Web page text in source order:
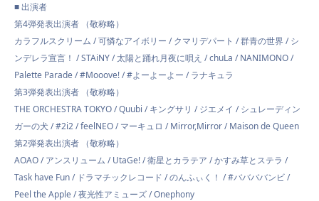
■ 出演者
第4弾発表出演者 （敬称略）
カラフルスクリーム / 可憐なアイボリー / クマリデパート / 群青の世界 / シ
ンデレラ宣言！ / STAiNY / 太陽と踊れ月夜に唄え / chuLa / NANIMONO /
Palette Parade / #Mooove! / #よーよーよー / ラナキュラ
第3弾発表出演者 （敬称略）
THE ORCHESTRA TOKYO / Quubi / キングサリ / ジエメイ / シュレーディン
ガーの犬 / #2i2 / feelNEO / マーキュロ / Mirror,Mirror / Maison de Queen
第2弾発表出演者 （敬称略）
AOAO / アンスリューム / UtaGe! / 衛星とカラテア / かすみ草とステラ /
Task have Fun / ドラマチックレコード / のんふぃく！ / #ババババンビ /
Peel the Apple / 夜光性アミューズ / Onephony